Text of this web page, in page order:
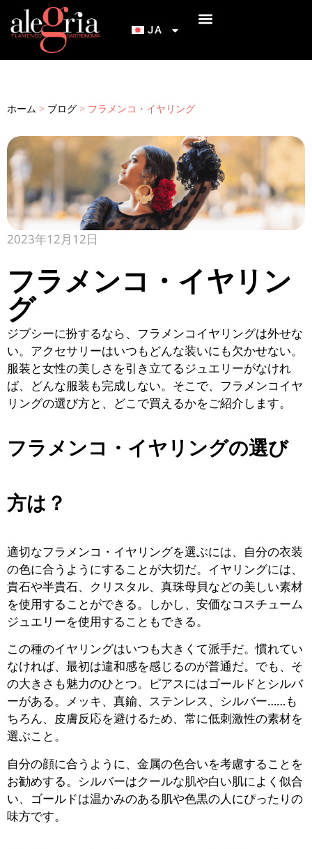
JA
ホーム > ブログ > フラメンコ・イヤリング
2023年12月12日
フラメンコ・イヤリン
グ
ジプシーに扮するなら、フラメンコイヤリングは外せな
い。アクセサリーはいつもどんな装いにも欠かせない。
服装と女性の美しさを引き立てるジュエリーがなけれ
ば、どんな服装も完成しない。そこで、フラメンコイヤ
リングの選び方と、どこで買えるかをご紹介します。
フラメンコ・イヤリングの選び
方は？
適切なフラメンコ・イヤリングを選ぶには、自分の衣装
の色に合うようにすることが大切だ。イヤリングには、
貴石や半貴石、クリスタル、真珠母貝などの美しい素材
を使用することができる。しかし、安価なコスチューム
ジュエリーを使用することもできる。
この種のイヤリングはいつも大きくて派手だ。慣れてい
なければ、最初は違和感を感じるのが普通だ。でも、そ
の大きさも魅力のひとつ。ピアスにはゴールドとシルバ
ーがある。メッキ、真鍮、ステンレス、シルバー……も
ちろん、皮膚反応を避けるため、常に低刺激性の素材を
選ぶこと。
自分の顔に合うように、金属の色合いを考慮することを
お勧めする。シルバーはクールな肌や白い肌によく似合
い、ゴールドは温かみのある肌や色黒の人にぴったりの
味方です。